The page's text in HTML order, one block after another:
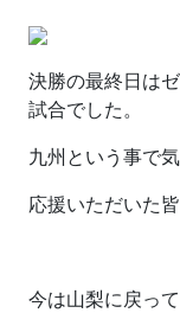
決勝の最終日は
試合でした。
九州という事で
応援いただいた
今は山梨に戻っ